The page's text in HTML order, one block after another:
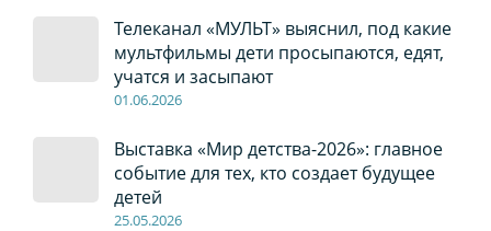
Телеканал «МУЛЬТ» выяснил, под какие
мультфильмы дети просыпаются, едят,
учатся и засыпают
01.06.2026
Выставка «Мир детства-2026»: главное
событие для тех, кто создает будущее
детей
25.05.2026